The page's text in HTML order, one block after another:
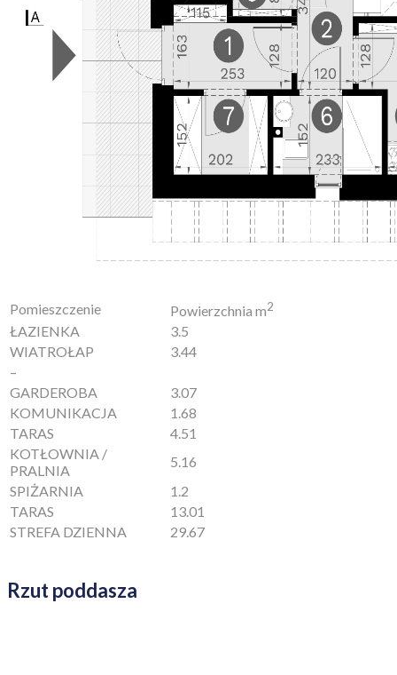
Pomieszczenie Powierzchnia m2
ŁAZIENKA
3.5
WIATROŁAP
3.44
–
GARDEROBA
3.07
KOMUNIKACJA
1.68
TARAS
4.51
KOTŁOWNIA /
PRALNIA
5.16
SPIŻARNIA
1.2
TARAS
13.01
STREFA DZIENNA
29.67
Rzut poddasza